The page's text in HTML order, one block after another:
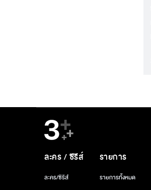
ละคร / ซีรีส์
ละคร/ซีรีส์
รายการ
รายการทั้งหมด